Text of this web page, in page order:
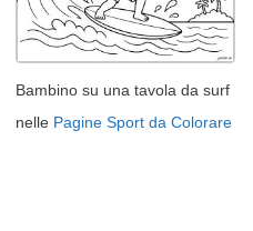
Bambino su una tavola da surf
nelle Pagine Sport da Colorare